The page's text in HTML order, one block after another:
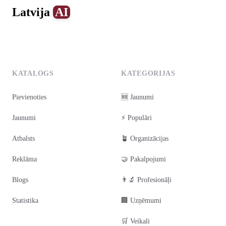
Latvija AI
KATALOGS
Pievienoties
Jaunumi
Atbalsts
Reklāma
Blogs
Statistika
KATEGORIJAS
🆕 Jaunumi
⚡ Populāri
🪴 Organizācijas
🤝 Pakalpojumi
👨‍🔬 Profesionāļi
🏢 Uzņēmumi
🛒 Veikali